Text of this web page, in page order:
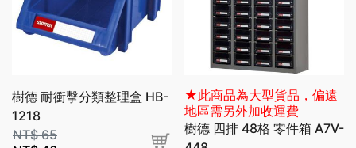
樹德 耐衝擊分類整理盒 HB-
1218
NT$65
★此商品為大型貨品，偏遠
地區需另外加收運費
樹德 四排 48格 零件箱 A7V-